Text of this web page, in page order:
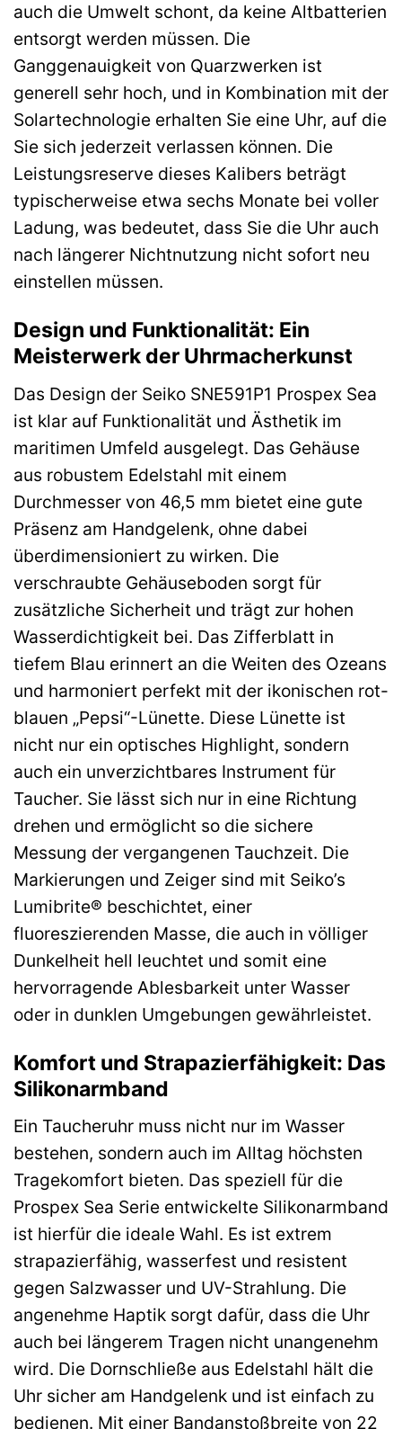
auch die Umwelt schont, da keine Altbatterien
entsorgt werden müssen. Die
Ganggenauigkeit von Quarzwerken ist
generell sehr hoch, und in Kombination mit der
Solartechnologie erhalten Sie eine Uhr, auf die
Sie sich jederzeit verlassen können. Die
Leistungsreserve dieses Kalibers beträgt
typischerweise etwa sechs Monate bei voller
Ladung, was bedeutet, dass Sie die Uhr auch
nach längerer Nichtnutzung nicht sofort neu
einstellen müssen.
Design und Funktionalität: Ein
Meisterwerk der Uhrmacherkunst
Das Design der Seiko SNE591P1 Prospex Sea
ist klar auf Funktionalität und Ästhetik im
maritimen Umfeld ausgelegt. Das Gehäuse
aus robustem Edelstahl mit einem
Durchmesser von 46,5 mm bietet eine gute
Präsenz am Handgelenk, ohne dabei
überdimensioniert zu wirken. Die
verschraubte Gehäuseboden sorgt für
zusätzliche Sicherheit und trägt zur hohen
Wasserdichtigkeit bei. Das Zifferblatt in
tiefem Blau erinnert an die Weiten des Ozeans
und harmoniert perfekt mit der ikonischen rot-
blauen „Pepsi“-Lünette. Diese Lünette ist
nicht nur ein optisches Highlight, sondern
auch ein unverzichtbares Instrument für
Taucher. Sie lässt sich nur in eine Richtung
drehen und ermöglicht so die sichere
Messung der vergangenen Tauchzeit. Die
Markierungen und Zeiger sind mit Seiko’s
Lumibrite® beschichtet, einer
fluoreszierenden Masse, die auch in völliger
Dunkelheit hell leuchtet und somit eine
hervorragende Ablesbarkeit unter Wasser
oder in dunklen Umgebungen gewährleistet.
Komfort und Strapazierfähigkeit: Das
Silikonarmband
Ein Taucheruhr muss nicht nur im Wasser
bestehen, sondern auch im Alltag höchsten
Tragekomfort bieten. Das speziell für die
Prospex Sea Serie entwickelte Silikonarmband
ist hierfür die ideale Wahl. Es ist extrem
strapazierfähig, wasserfest und resistent
gegen Salzwasser und UV-Strahlung. Die
angenehme Haptik sorgt dafür, dass die Uhr
auch bei längerem Tragen nicht unangenehm
wird. Die Dornschließe aus Edelstahl hält die
Uhr sicher am Handgelenk und ist einfach zu
bedienen. Mit einer Bandanstoßbreite von 22